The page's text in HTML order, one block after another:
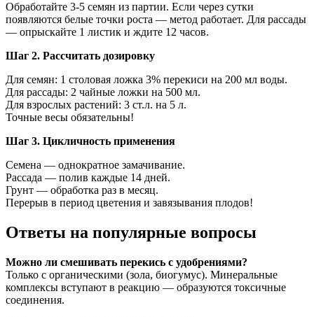
Обработайте 3-5 семян из партии. Если через сутки
появляются белые точки роста — метод работает. Для рассады
— опрыскайте 1 листик и ждите 12 часов.
Шаг 2. Рассчитать дозировку
Для семян: 1 столовая ложка 3% перекиси на 200 мл воды.
Для рассады: 2 чайные ложки на 500 мл.
Для взрослых растений: 3 ст.л. на 5 л.
Точные весы обязательны!
Шаг 3. Цикличность применения
Семена — однократное замачивание.
Рассада — полив каждые 14 дней.
Грунт — обработка раз в месяц.
Перерыв в период цветения и завязывания плодов!
Ответы на популярные вопросы
Можно ли смешивать перекись с удобрениями?
Только с органическими (зола, биогумус). Минеральные
комплексы вступают в реакцию — образуются токсичные
соединения.